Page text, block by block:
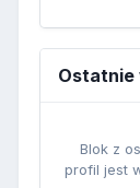
Blok z
profil jest